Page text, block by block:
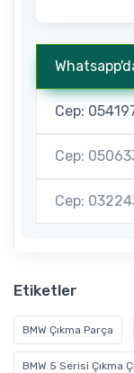
Cep:
Cep:
Cep:
Etiketler
BMW Çıkma Parça
BMW 5 Serisi Çıkma